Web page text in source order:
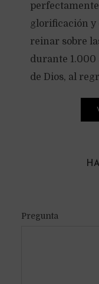
glorificación y
reinar sobre
durante 1.000
de Dios, al
Pregunta